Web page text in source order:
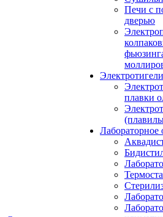
Печи с
дверью
Электротигели
плавки
Лабораторное